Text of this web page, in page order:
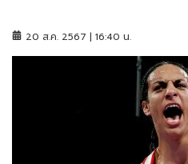
20 ส.ค. 2567 | 16:40 น.